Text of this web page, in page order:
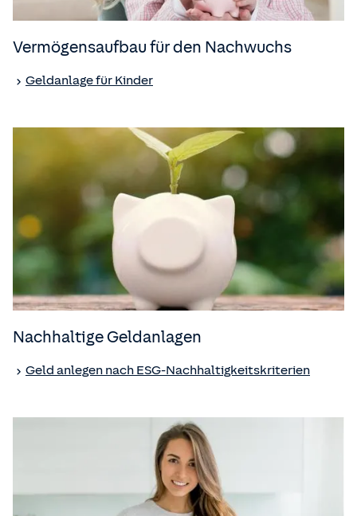
Vermögensaufbau für den Nachwuchs
Geldanlage für Kinder
Nachhaltige Geldanlagen
Geld anlegen nach ESG-Nachhaltigkeitskriterien